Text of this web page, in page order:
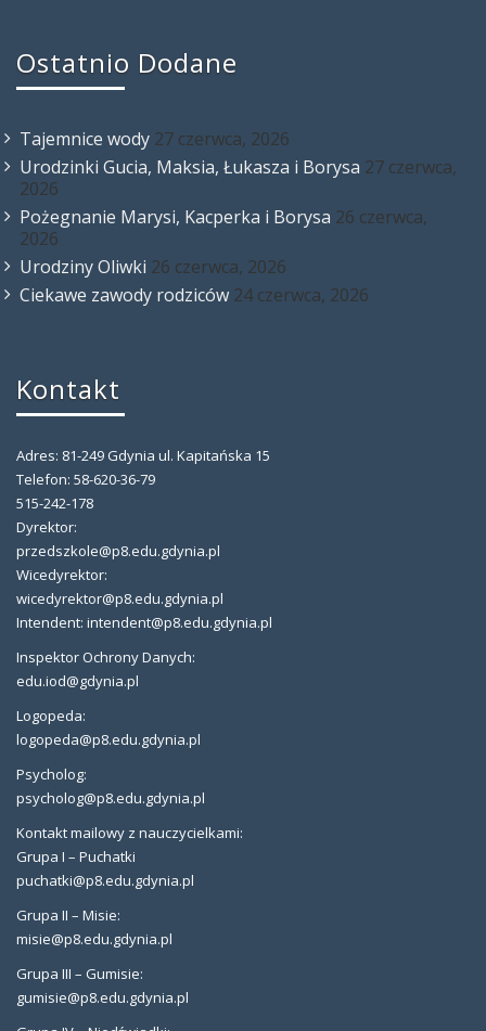
Ostatnio Dodane
Tajemnice wody 27 czerwca, 2026
Urodzinki Gucia, Maksia, Łukasza i Borysa 27 czerwca,
2026
Pożegnanie Marysi, Kacperka i Borysa 26 czerwca,
2026
Urodziny Oliwki 26 czerwca, 2026
Ciekawe zawody rodziców 24 czerwca, 2026
Kontakt
Adres: 81-249 Gdynia ul. Kapitańska 15
Telefon: 58-620-36-79
515-242-178
Dyrektor:
przedszkole@p8.edu.gdynia.pl
Wicedyrektor:
wicedyrektor@p8.edu.gdynia.pl
Intendent: intendent@p8.edu.gdynia.pl
Inspektor Ochrony Danych:
edu.iod@gdynia.pl
Logopeda:
logopeda@p8.edu.gdynia.pl
Psycholog:
psycholog@p8.edu.gdynia.pl
Kontakt mailowy z nauczycielkami:
Grupa I – Puchatki
puchatki@p8.edu.gdynia.pl
Grupa II – Misie:
misie@p8.edu.gdynia.pl
Grupa III – Gumisie:
gumisie@p8.edu.gdynia.pl